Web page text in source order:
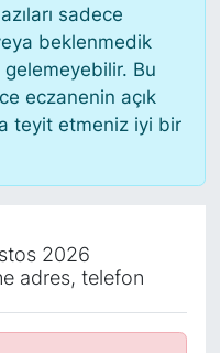
sadece
beklenmedik
Bu
eczanenin açık
teyit etmeniz iyi bir
2026
adres, telefon